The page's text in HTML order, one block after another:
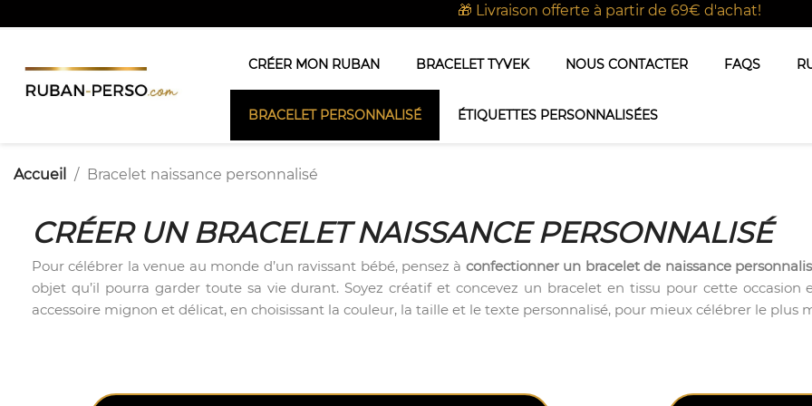
🎁 Livraison offerte à partir de 69€ d'achat!
CRÉER MON RUBAN BRACELET TYVEK NOUS CONTACTER FAQS
BRACELET PERSONNALISÉ ÉTIQUETTES PERSONNALISÉES
Accueil Bracelet naissance personnalisé
CRÉER UN BRACELET NAISSANCE PERSONNALISÉ
Pour célébrer la venue au monde d’un ravissant bébé, pensez à confectionner un bracelet de naissance
objet qu’il pourra garder toute sa vie durant. Soyez créatif et concevez un bracelet en tissu pour cette occasion
accessoire mignon et délicat, en choisissant la couleur, la taille et le texte personnalisé, pour mieux célébrer le plus